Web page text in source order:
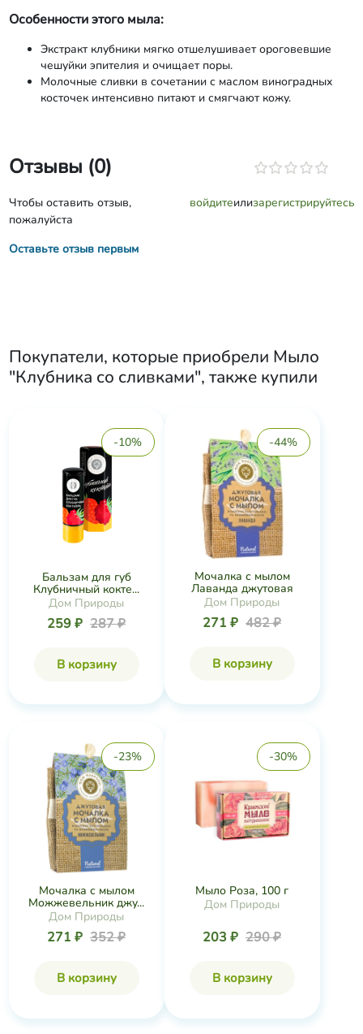
Особенности этого мыла:
Экстракт клубники мягко отшелушивает ороговевшие
чешуйки эпителия и очищает поры.
Молочные сливки в сочетании с маслом виноградных
косточек интенсивно питают и смягчают кожу.
Отзывы (0)
Чтобы оставить отзыв,
пожалуйста
войдитеилизарегистрируйтесь
Оставьте отзыв первым
Покупатели, которые приобрели Мыло
"Клубника со сливками", также купили
-10%
Бальзам для губ
Клубничный кокте...
Дом Природы
259 ₽ 287 ₽
В корзину
-44%
Мочалка с мылом
Лаванда джутовая
Дом Природы
271 ₽ 482 ₽
В корзину
-23%
Мочалка с мылом
Можжевельник джу...
Дом Природы
271 ₽ 352 ₽
В корзину
-30%
Мыло Роза, 100 г
Дом Природы
203 ₽ 290 ₽
В корзину